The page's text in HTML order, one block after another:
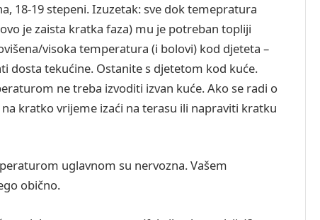
18-19 stepeni. Izuzetak: sve dok temepratura
je zaista kratka faza) mu je potreban topliji
visoka temperatura (i bolovi) kod djeteta –
dosta tekućine. Ostanite s djetetom kod kuće.
ne treba izvoditi izvan kuće. Ako se radi o
kratko vrijeme izaći na terasu ili napraviti kratku
uglavnom su nervozna. Vašem
obično.